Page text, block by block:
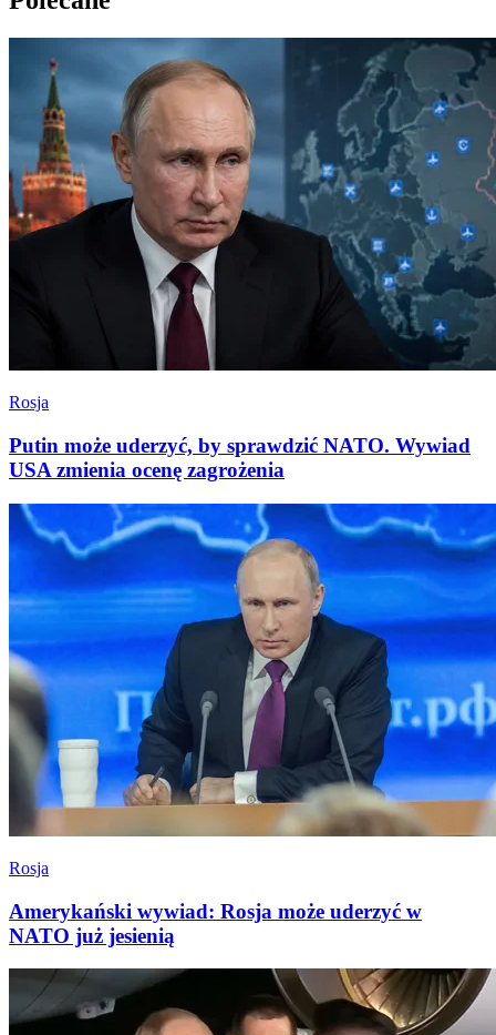
Rosja
Putin może uderzyć, by sprawdzić NATO. Wywiad
USA zmienia ocenę zagrożenia
Rosja
Amerykański wywiad: Rosja może uderzyć w
NATO już jesienią